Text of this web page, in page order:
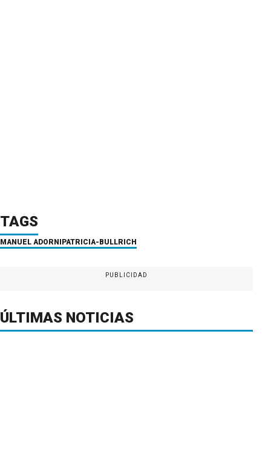
TAGS
MANUEL ADORNI PATRICIA-BULLRICH
PUBLICIDAD
ÚLTIMAS NOTICIAS